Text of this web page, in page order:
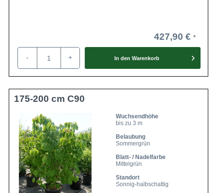
427,90 €
- + In den Warenkorb
175-200 cm C90
Wuchsendhöhe
bis zu 3 m
Belaubung
Sommergrün
Blatt- / Nadelfarbe
Mittelgrün
Standort
Sonnig-halbschattig